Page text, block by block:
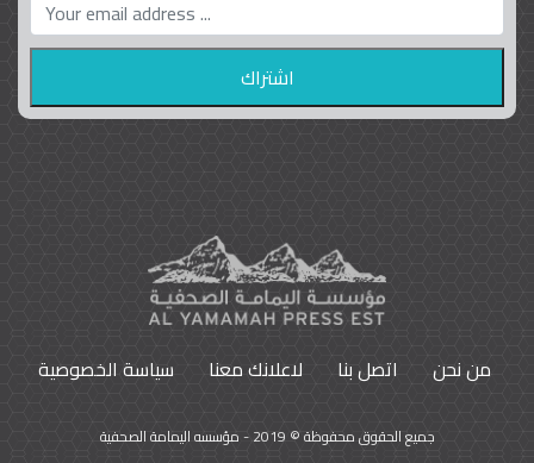
واشنطن بوست واللوبي المزدوج
9792
من نحن اتصل بنا لاعلانك معنا سياسة الخصوصية
جميع الحقوق محفوظة © 2019 - مؤسسه اليمامة الصحفية